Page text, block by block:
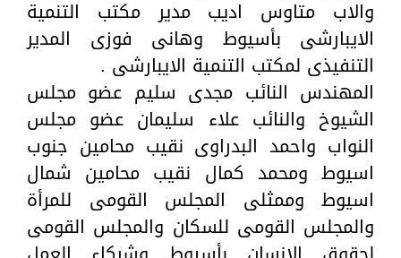
والاب متاوس اديب مدير مكتب التنمية
الايبارشى بأسيوط وهانى فوزى المدير
التنفيذى لمكتب التنمية الايبارشى .
المهندس النائب مجدى سليم عضو مجلس
الشيوخ والنائب علاء سليمان عضو مجلس
النواب واحمد البدراوى نقيب محامين جنوب
اسيوط ومحمد كمال نقيب محامين شمال
اسيوط وممثلى المجلس القومى للمرأة
والمجلس القومى للسكان والمجلس القومى